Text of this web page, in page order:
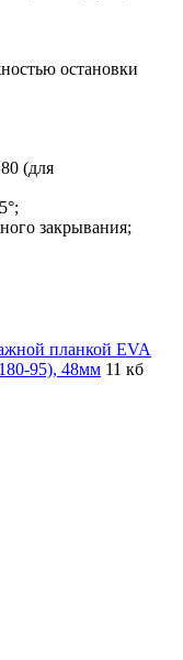
остановки
(для
закрывания;
планкой EVA
95), 48мм 11 кб